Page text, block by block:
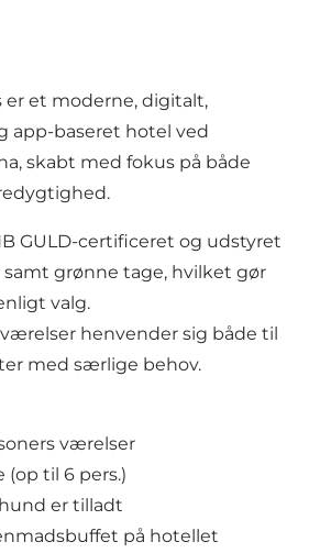
er et moderne, digitalt,
app-baseret hotel ved
skabt med fokus på både
GULD-certificeret og udstyret
samt grønne tage, hvilket gør
valg.
henvender sig både til
med særlige behov.
værelser
(op til 6 pers.)
er tilladt
på hotellet